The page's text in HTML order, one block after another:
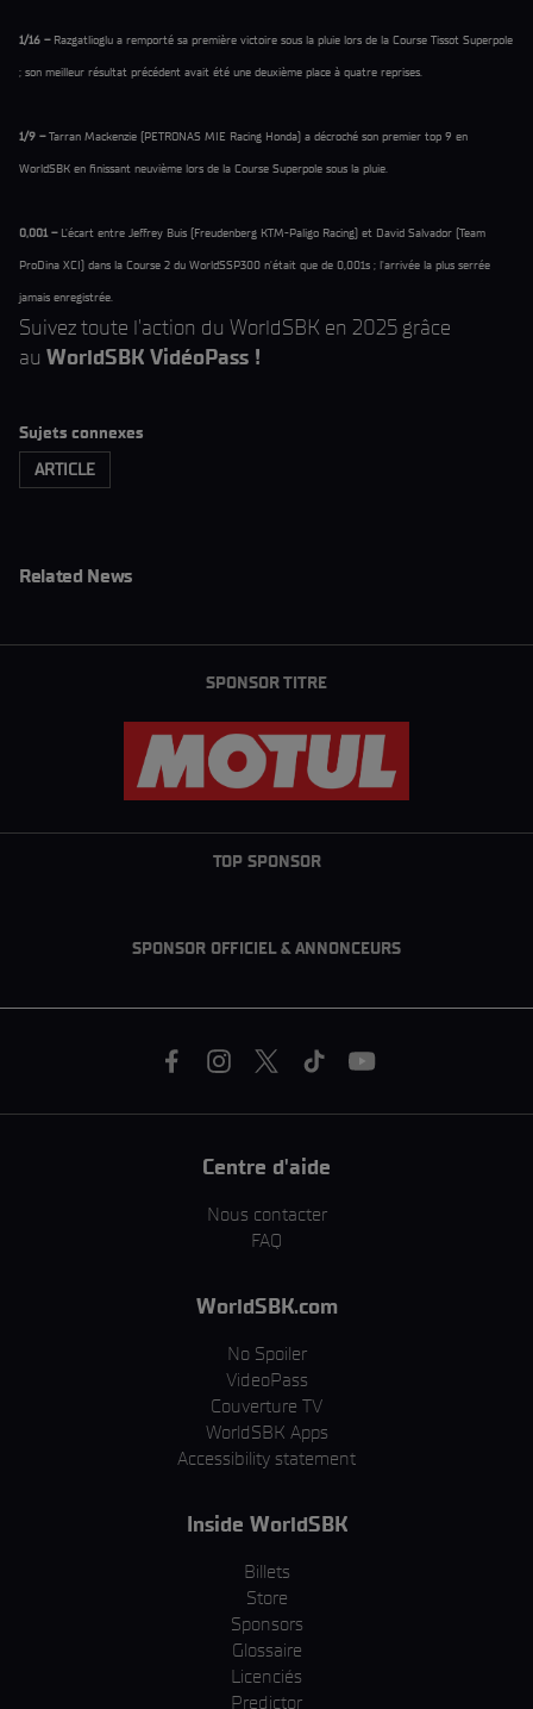
1/16 – Razgatlioglu a remporté sa première victoire sous la pluie lors de la Course Tissot Superpole
; son meilleur résultat précédent avait été une deuxième place à quatre reprises.
1/9 –Tarran Mackenzie (PETRONAS MIE Racing Honda) a décroché son premier top 9 en
WorldSBK en finissant neuvième lors de la Course Superpole sous la pluie.
0,001 –L'écart entre Jeffrey Buis (Freudenberg KTM-Paligo Racing) et David Salvador (Team
ProDina XCI) dans la Course 2 du WorldSSP300 n'était que de 0,001s ; l'arrivée la plus serrée
jamais enregistrée.
Suivez toute l'action du WorldSBK en 2025 grâce
au WorldSBK VidéoPass !
Sujets connexes
ARTICLE
Related News
SPONSOR TITRE
TOP SPONSOR
SPONSOR OFFICIEL & ANNONCEURS
Centre d'aide
Nous contacter
FAQ
WorldSBK.com
No Spoiler
VideoPass
Couverture TV
WorldSBK Apps
Accessibility statement
Inside WorldSBK
Billets
Store
Sponsors
Glossaire
Licenciés
Predictor